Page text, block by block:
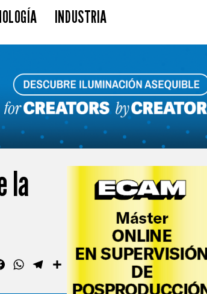
INDUSTRIA
la
FacebookWhatsAppTelegram